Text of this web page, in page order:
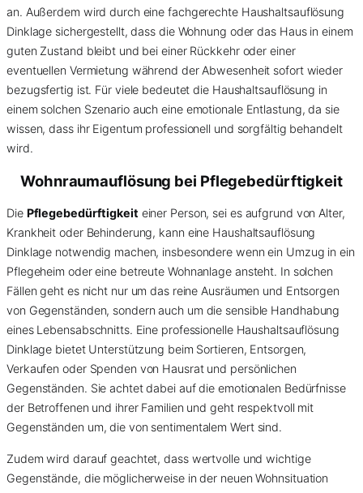
an. Außerdem wird durch eine fachgerechte Haushaltsauflösung
Dinklage sichergestellt, dass die Wohnung oder das Haus in einem
guten Zustand bleibt und bei einer Rückkehr oder einer
eventuellen Vermietung während der Abwesenheit sofort wieder
bezugsfertig ist. Für viele bedeutet die Haushaltsauflösung in
einem solchen Szenario auch eine emotionale Entlastung, da sie
wissen, dass ihr Eigentum professionell und sorgfältig behandelt
wird.
Wohnraumauflösung bei Pflegebedürftigkeit
Die Pflegebedürftigkeit einer Person, sei es aufgrund von Alter,
Krankheit oder Behinderung, kann eine Haushaltsauflösung
Dinklage notwendig machen, insbesondere wenn ein Umzug in ein
Pflegeheim oder eine betreute Wohnanlage ansteht. In solchen
Fällen geht es nicht nur um das reine Ausräumen und Entsorgen
von Gegenständen, sondern auch um die sensible Handhabung
eines Lebensabschnitts. Eine professionelle Haushaltsauflösung
Dinklage bietet Unterstützung beim Sortieren, Entsorgen,
Verkaufen oder Spenden von Hausrat und persönlichen
Gegenständen. Sie achtet dabei auf die emotionalen Bedürfnisse
der Betroffenen und ihrer Familien und geht respektvoll mit
Gegenständen um, die von sentimentalem Wert sind.
Zudem wird darauf geachtet, dass wertvolle und wichtige
Gegenstände, die möglicherweise in der neuen Wohnsituation